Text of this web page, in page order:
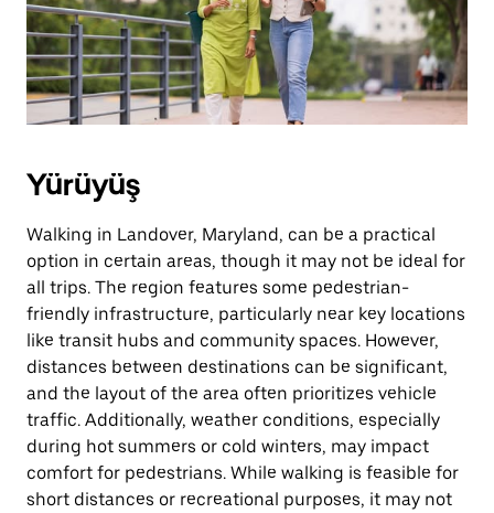
Yürüyüş
Walking in Landover, Maryland, can be a practical
option in certain areas, though it may not be ideal for
all trips. The region features some pedestrian-
friendly infrastructure, particularly near key locations
like transit hubs and community spaces. However,
distances between destinations can be significant,
and the layout of the area often prioritizes vehicle
traffic. Additionally, weather conditions, especially
during hot summers or cold winters, may impact
comfort for pedestrians. While walking is feasible for
short distances or recreational purposes, it may not